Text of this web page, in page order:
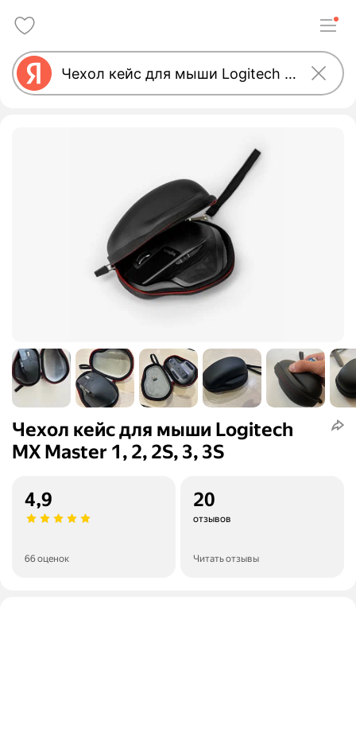
Чехол кейс для мыши Logitech
MX Master 1, 2, 2S, 3, 3S
4,9
66 оценок
20
отзывов
Читать отзывы